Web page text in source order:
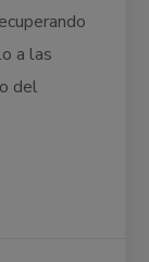
a las
del